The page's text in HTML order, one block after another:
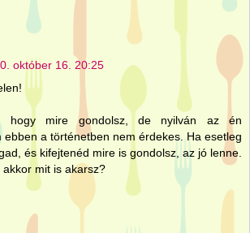
október 16. 20:25
hogy mire gondolsz, de nyilván az én
ebben a történetben nem érdekes. Ha esetleg
és kifejtenéd mire is gondolsz, az jó lenne.
akkor mit is akarsz?